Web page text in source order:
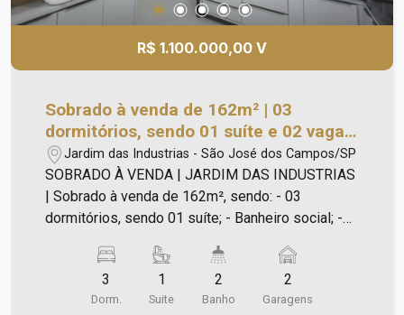
R$ 1.100.000,00 V
Sobrado à venda de 162m² | 03
dormitórios, sendo 01 suíte e 02 vagas
de garagem | Jardim das Industrias |
São José dos Campos |
Jardim das Industrias - São José dos Campos/SP
SOBRADO À VENDA | JARDIM DAS INDUSTRIAS
| Sobrado à venda de 162m², sendo: - 03
dormitórios, sendo 01 suíte; - Banheiro social; -
- Lavabo; - Área de serviço; - Área goumert; -
Jardim de inverno; - Cobertura nos fundos; -
Garagem para 02 carros; - Portão automatico; -
3
Dorm.
1
Suite
2
Banho
2
Garagens